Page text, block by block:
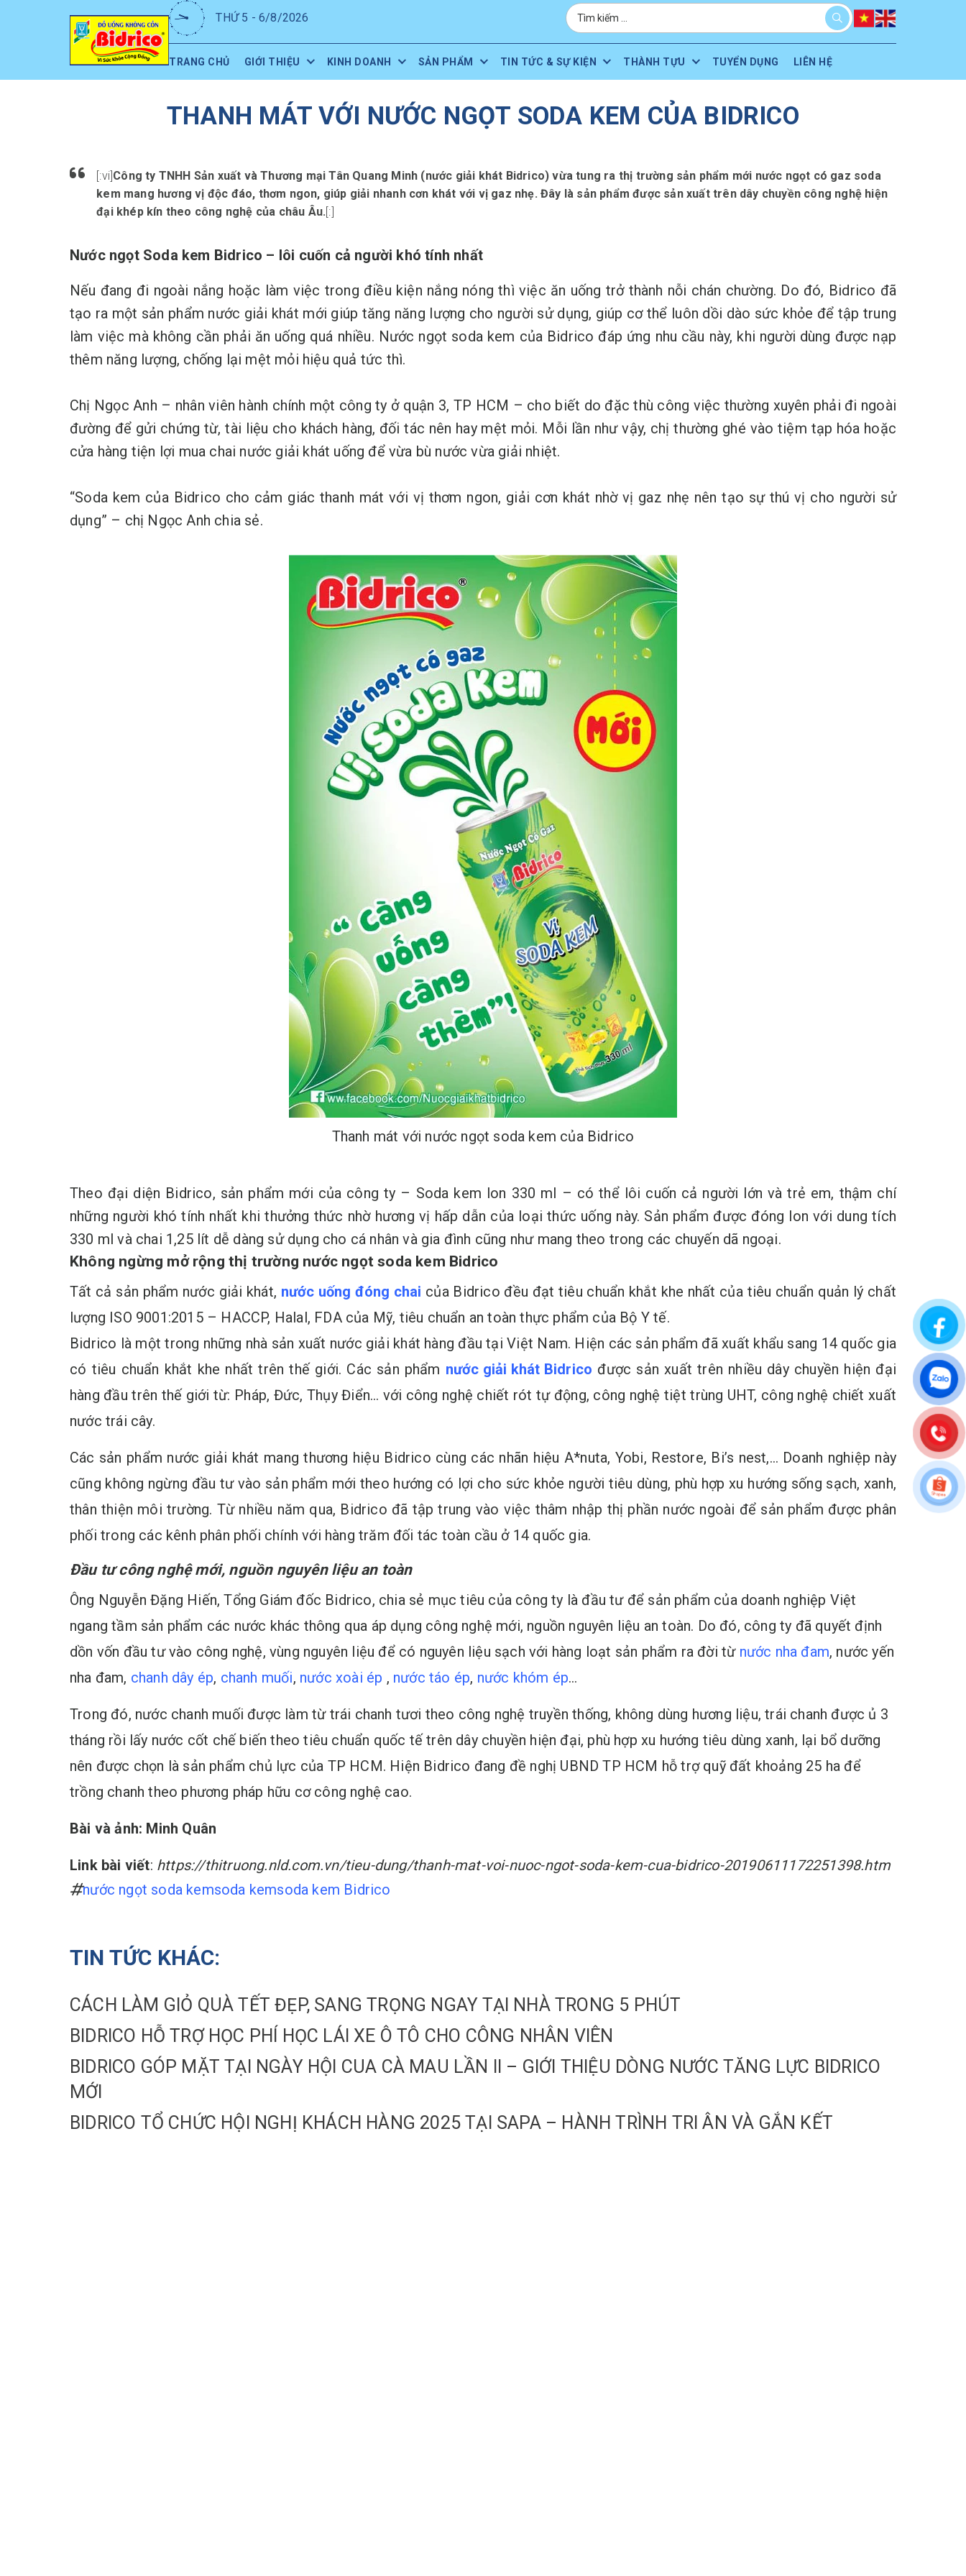
TRANG CHỦ GIỚI THIỆU KINH DOANH SẢN PHẨM TIN TỨC & SỰ KIỆN THÀNH TỰU TUYỂN DỤNG LIÊN HỆ
THỨ 5 - 6/8/2026
THANH MÁT VỚI NƯỚC NGỌT SODA KEM CỦA BIDRICO
[:vi]Công ty TNHH Sản xuất và Thương mại Tân Quang Minh (nước giải khát Bidrico) vừa tung ra thị trường sản phẩm mới nước ngọt có gaz soda
kem mang hương vị độc đáo, thơm ngon, giúp giải nhanh cơn khát với vị gaz nhẹ. Đây là sản phẩm được sản xuất trên dây chuyền công nghệ hiện
đại khép kín theo công nghệ của châu Âu.[:]
Nước ngọt Soda kem Bidrico – lôi cuốn cả người khó tính nhất
Nếu đang đi ngoài nắng hoặc làm việc trong điều kiện nắng nóng thì việc ăn uống trở thành nỗi chán chường. Do đó, Bidrico đã
tạo ra một sản phẩm nước giải khát mới giúp tăng năng lượng cho người sử dụng, giúp cơ thể luôn dồi dào sức khỏe để tập trung
làm việc mà không cần phải ăn uống quá nhiều. Nước ngọt soda kem của Bidrico đáp ứng nhu cầu này, khi người dùng được nạp
thêm năng lượng, chống lại mệt mỏi hiệu quả tức thì.
Chị Ngọc Anh – nhân viên hành chính một công ty ở quận 3, TP HCM – cho biết do đặc thù công việc thường xuyên phải đi ngoài
đường để gửi chứng từ, tài liệu cho khách hàng, đối tác nên hay mệt mỏi. Mỗi lần như vậy, chị thường ghé vào tiệm tạp hóa hoặc
cửa hàng tiện lợi mua chai nước giải khát uống để vừa bù nước vừa giải nhiệt.
“Soda kem của Bidrico cho cảm giác thanh mát với vị thơm ngon, giải cơn khát nhờ vị gaz nhẹ nên tạo sự thú vị cho người sử
dụng” – chị Ngọc Anh chia sẻ.
Thanh mát với nước ngọt soda kem của Bidrico
Theo đại diện Bidrico, sản phẩm mới của công ty – Soda kem lon 330 ml – có thể lôi cuốn cả người lớn và trẻ em, thậm chí
những người khó tính nhất khi thưởng thức nhờ hương vị hấp dẫn của loại thức uống này. Sản phẩm được đóng lon với dung tích
330 ml và chai 1,25 lít dễ dàng sử dụng cho cá nhân và gia đình cũng như mang theo trong các chuyến dã ngoại.
Không ngừng mở rộng thị trường nước ngọt soda kem Bidrico
Tất cả sản phẩm nước giải khát, nước uống đóng chai của Bidrico đều đạt tiêu chuẩn khắt khe nhất của tiêu chuẩn quản lý chất
lượng ISO 9001:2015 – HACCP, Halal, FDA của Mỹ, tiêu chuẩn an toàn thực phẩm của Bộ Y tế.
Bidrico là một trong những nhà sản xuất nước giải khát hàng đầu tại Việt Nam. Hiện các sản phẩm đã xuất khẩu sang 14 quốc gia
có tiêu chuẩn khắt khe nhất trên thế giới. Các sản phẩm nước giải khát Bidrico được sản xuất trên nhiều dây chuyền hiện đại
hàng đầu trên thế giới từ: Pháp, Đức, Thụy Điển… với công nghệ chiết rót tự động, công nghệ tiệt trùng UHT, công nghệ chiết xuất
nước trái cây.
Các sản phẩm nước giải khát mang thương hiệu Bidrico cùng các nhãn hiệu A*nuta, Yobi, Restore, Bi’s nest,… Doanh nghiệp này
cũng không ngừng đầu tư vào sản phẩm mới theo hướng có lợi cho sức khỏe người tiêu dùng, phù hợp xu hướng sống sạch, xanh,
thân thiện môi trường. Từ nhiều năm qua, Bidrico đã tập trung vào việc thâm nhập thị phần nước ngoài để sản phẩm được phân
phối trong các kênh phân phối chính với hàng trăm đối tác toàn cầu ở 14 quốc gia.
Đầu tư công nghệ mới, nguồn nguyên liệu an toàn
Ông Nguyễn Đặng Hiến, Tổng Giám đốc Bidrico, chia sẻ mục tiêu của công ty là đầu tư để sản phẩm của doanh nghiệp Việt
ngang tầm sản phẩm các nước khác thông qua áp dụng công nghệ mới, nguồn nguyên liệu an toàn. Do đó, công ty đã quyết định
dồn vốn đầu tư vào công nghệ, vùng nguyên liệu để có nguyên liệu sạch với hàng loạt sản phẩm ra đời từ nước nha đam, nước yến
nha đam, chanh dây ép, chanh muối, nước xoài ép , nước táo ép, nước khóm ép…
Trong đó, nước chanh muối được làm từ trái chanh tươi theo công nghệ truyền thống, không dùng hương liệu, trái chanh được ủ 3
tháng rồi lấy nước cốt chế biến theo tiêu chuẩn quốc tế trên dây chuyền hiện đại, phù hợp xu hướng tiêu dùng xanh, lại bổ dưỡng
nên được chọn là sản phẩm chủ lực của TP HCM. Hiện Bidrico đang đề nghị UBND TP HCM hỗ trợ quỹ đất khoảng 25 ha để
trồng chanh theo phương pháp hữu cơ công nghệ cao.
Bài và ảnh: Minh Quân
Link bài viết: https://thitruong.nld.com.vn/tieu-dung/thanh-mat-voi-nuoc-ngot-soda-kem-cua-bidrico-20190611172251398.htm
nước ngọt soda kemsoda kemsoda kem Bidrico
TIN TỨC KHÁC:
CÁCH LÀM GIỎ QUÀ TẾT ĐẸP, SANG TRỌNG NGAY TẠI NHÀ TRONG 5 PHÚT
BIDRICO HỖ TRỢ HỌC PHÍ HỌC LÁI XE Ô TÔ CHO CÔNG NHÂN VIÊN
BIDRICO GÓP MẶT TẠI NGÀY HỘI CUA CÀ MAU LẦN II – GIỚI THIỆU DÒNG NƯỚC TĂNG LỰC BIDRICO
MỚI
BIDRICO TỔ CHỨC HỘI NGHỊ KHÁCH HÀNG 2025 TẠI SAPA – HÀNH TRÌNH TRI ÂN VÀ GẮN KẾT